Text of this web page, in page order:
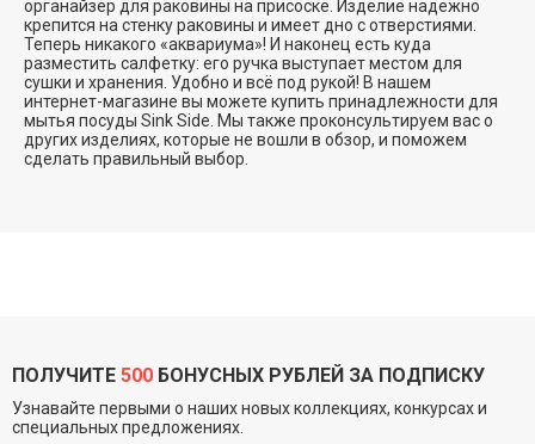
органайзер для раковины на присоске. Изделие надежно
крепится на стенку раковины и имеет дно с отверстиями.
Теперь никакого «аквариума»! И наконец есть куда
разместить салфетку: его ручка выступает местом для
сушки и хранения. Удобно и всё под рукой! В нашем
интернет-магазине вы можете купить принадлежности для
мытья посуды Sink Side. Мы также проконсультируем вас о
других изделиях, которые не вошли в обзор, и поможем
сделать правильный выбор.
ПОЛУЧИТЕ 500 БОНУСНЫХ РУБЛЕЙ ЗА ПОДПИСКУ
Узнавайте первыми о наших новых коллекциях, конкурсах и
специальных предложениях.